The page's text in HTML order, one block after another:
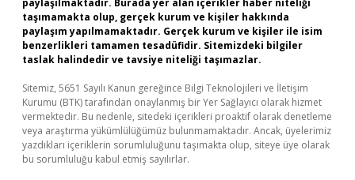
paylaşılmaktadır. Burada yer alan içerikler haber niteliği
taşımamakta olup, gerçek kurum ve kişiler hakkında
paylaşım yapılmamaktadır. Gerçek kurum ve kişiler ile isim
benzerlikleri tamamen tesadüfidir. Sitemizdeki bilgiler
taslak halindedir ve tavsiye niteliği taşımazlar.
Sitemiz, 5651 Sayılı Kanun gereğince Bilgi Teknolojileri ve İletişim
Kurumu (BTK) tarafından onaylanmış bir Yer Sağlayıcı olarak hizmet
vermektedir. Bu nedenle, sitedeki içerikleri proaktif olarak denetleme
veya araştırma yükümlülüğümüz bulunmamaktadır. Ancak, üyelerimiz
yazdıkları içeriklerin sorumluluğunu taşımakta olup, siteye üye olarak
bu sorumluluğu kabul etmiş sayılırlar.